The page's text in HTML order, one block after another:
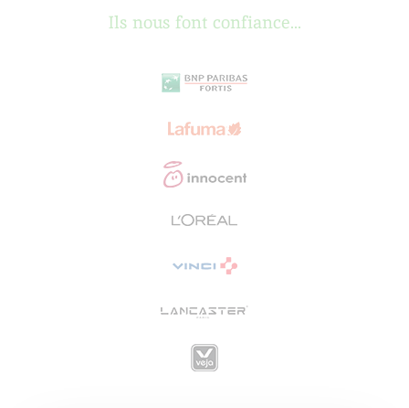
Ils nous font confiance...